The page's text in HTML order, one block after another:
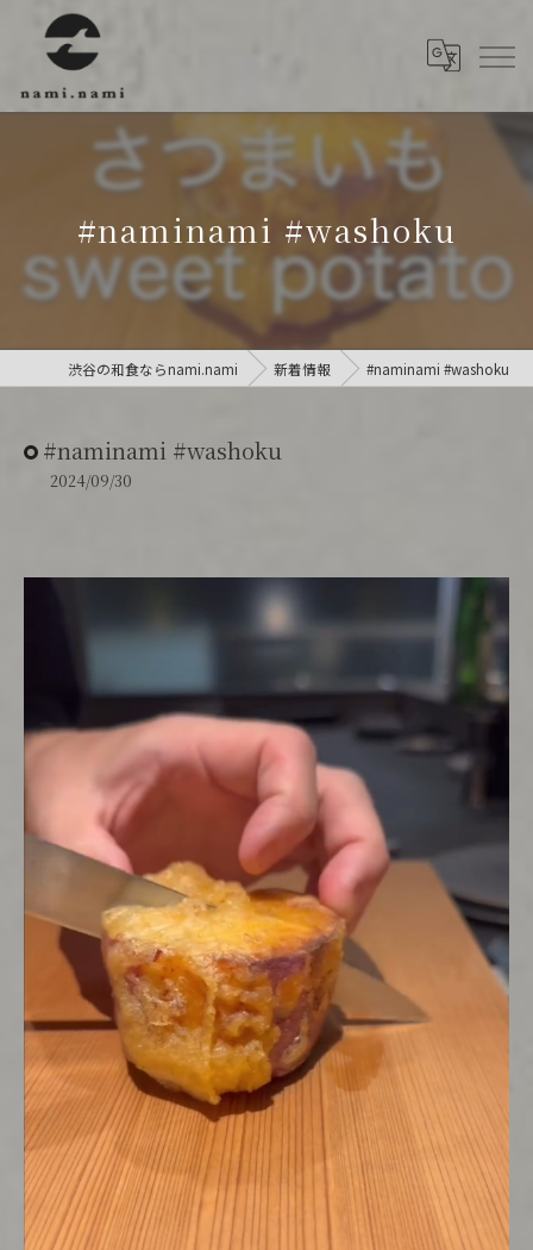
#naminami #washoku
渋谷の和食ならnami.nami 新着情報 #naminami #washoku
#naminami #washoku
2024/09/30